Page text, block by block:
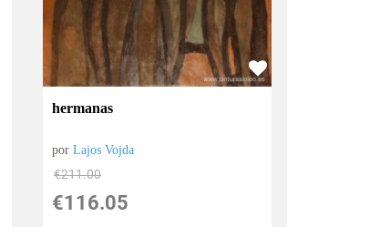
hermanas
porLajos Vojda
€211.00
€116.05